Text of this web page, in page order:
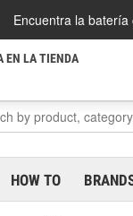
Encuentra la
EN LA TIENDA
HOW TO